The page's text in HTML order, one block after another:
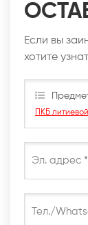
Если вы
хотите
только
ПКБ